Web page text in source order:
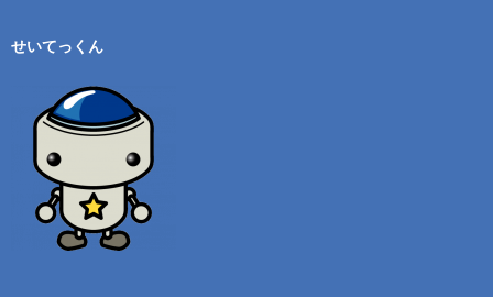
せいてっくん